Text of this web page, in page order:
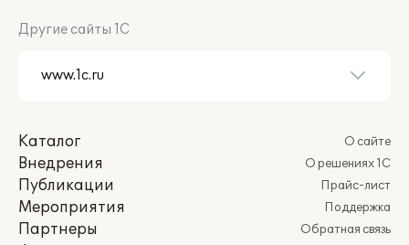
Другие сайты 1С
Каталог
Внедрения
Публикации
Мероприятия
Партнеры
О сайте
О решениях 1С
Прайс-лист
Поддержка
Обратная связь